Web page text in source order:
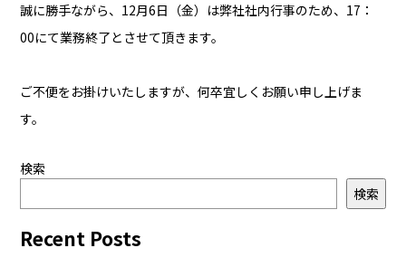
誠に勝手ながら、12月6日（金）は弊社社内行事のため、17：
00にて業務終了とさせて頂きます。
ご不便をお掛けいたしますが、何卒宜しくお願い申し上げま
す。
検索
検索
Recent Posts